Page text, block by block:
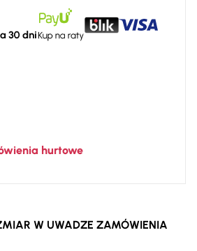
hurtowe
W UWADZE ZAMÓWIENIA